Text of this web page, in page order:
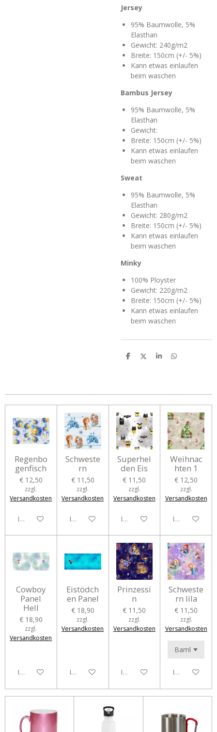
Jersey
95% Baumwolle, 5%
Elasthan
Gewicht: 240g/m2
Breite: 150cm (+/- 5%)
Kann etwas einlaufen
beim waschen
Bambus Jersey
95% Baumwolle, 5%
Elasthan
Gewicht:
Breite: 150cm (+/- 5%)
Kann etwas einlaufen
beim waschen
Sweat
95% Baumwolle, 5%
Elasthan
Gewicht: 280g/m2
Breite: 150cm (+/- 5%)
Kann etwas einlaufen
beim waschen
Minky
100% Ployster
Gewicht: 220g/m2
Breite: 150cm (+/- 5%)
Kann etwas einlaufen
beim waschen
T
n
T
n
T
n
T
n
Regenbo
genfisch
€ 12,50
zzgl.
Versandkosten
In den Warenkorb
Schweste
rn
€ 11,50
zzgl.
Versandkosten
In den Warenkorb
Superhel
den Eis
€ 11,50
zzgl.
Versandkosten
In den Warenkorb
Weihnac
hten 1
€ 12,50
zzgl.
Versandkosten
In den
Cowboy
Panel
Hell
€ 18,90
zzgl.
Versandkosten
In den Warenkorb
Eistödch
en Panel
€ 18,90
zzgl.
Versandkosten
In den Warenkorb
Prinzessi
n
€ 11,50
zzgl.
Versandkosten
In den Warenkorb
Schweste
rn lila
€ 11,50
zzgl.
Versandkosten
In den